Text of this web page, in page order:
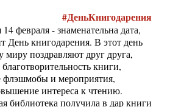
#ДеньКнигодарения
февраля - знаменательна дата,
День книгодарения. В этот день
поздравляют друг друга,
книги,
флэшмобы и мероприятия,
интереса к чтению.
библиотека получила в дар книги